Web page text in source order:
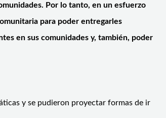
Por lo tanto, en un esfuerzo
para poder entregarles
en sus comunidades y, también, poder
y se pudieron proyectar formas de ir